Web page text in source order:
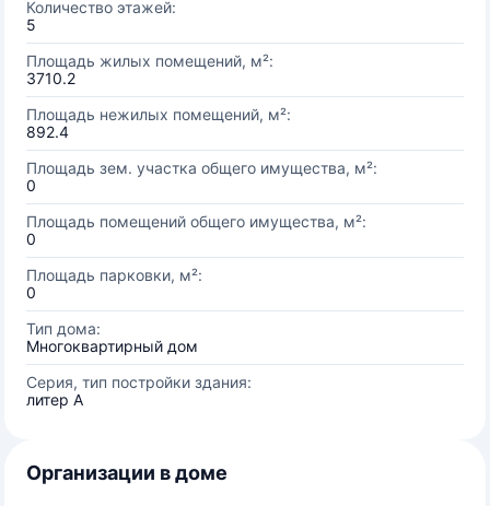
Количество этажей:
5
Площадь жилых помещений, м²:
3710.2
Площадь нежилых помещений, м²:
892.4
Площадь зем. участка общего имущества, м²:
0
Площадь помещений общего имущества, м²:
0
Площадь парковки, м²:
0
Тип дома:
Многоквартирный дом
Серия, тип постройки здания:
литер А
Организации в доме